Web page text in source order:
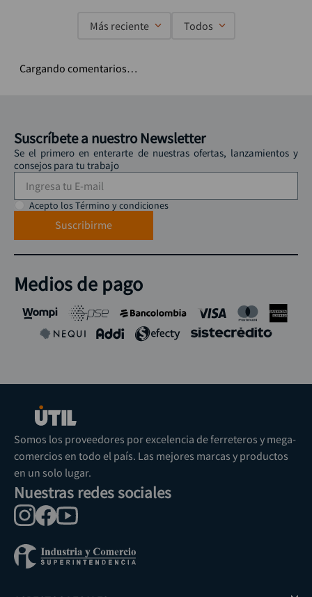
Más reciente Todos
Cargando comentarios…
Suscríbete a nuestro Newsletter
Se el primero en enterarte de nuestras ofertas, lanzamientos y
consejos para tu trabajo
Acepto los Término y condiciones
Suscribirme
Medios de pago
Somos los proveedores por excelencia de ferreteros y mega-
comercios en todo el país. Las mejores marcas y productos
en un solo lugar.
Nuestras redes sociales